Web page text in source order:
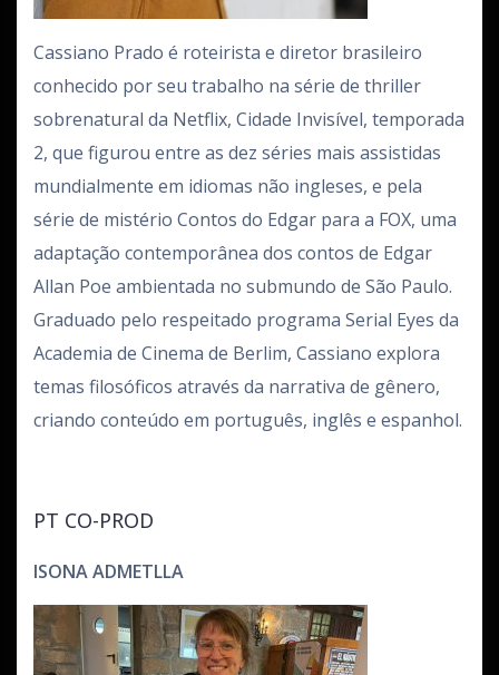
Cassiano Prado é roteirista e diretor brasileiro
conhecido por seu trabalho na série de thriller
sobrenatural da Netflix, Cidade Invisível, temporada
2, que figurou entre as dez séries mais assistidas
mundialmente em idiomas não ingleses, e pela
série de mistério Contos do Edgar para a FOX, uma
adaptação contemporânea dos contos de Edgar
Allan Poe ambientada no submundo de São Paulo.
Graduado pelo respeitado programa Serial Eyes da
Academia de Cinema de Berlim, Cassiano explora
temas filosóficos através da narrativa de gênero,
criando conteúdo em português, inglês e espanhol.
PT CO-PROD
ISONA ADMETLLA